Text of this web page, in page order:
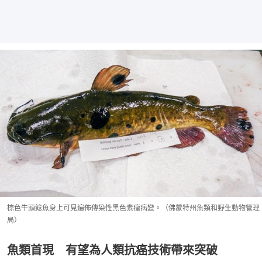
棕色牛頭鯰魚身上可見遍佈傳染性黑色素瘤病變。（佛蒙特州魚類和野生動物管理
局）
魚類首現 有望為人類抗癌技術帶來突破